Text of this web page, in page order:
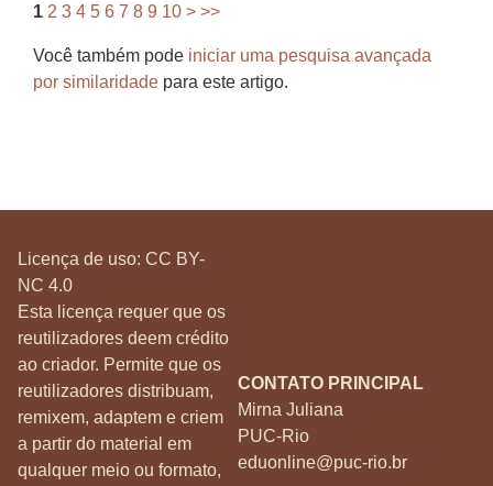
1 2 3 4 5 6 7 8 9 10 > >>
Você também pode iniciar uma pesquisa avançada
por similaridade para este artigo.
Licença de uso: CC BY-
NC 4.0
Esta licença requer que os
reutilizadores deem crédito
ao criador. Permite que os
reutilizadores distribuam,
remixem, adaptem e criem
a partir do material em
qualquer meio ou formato,
CONTATO PRINCIPAL
Mirna Juliana
PUC-Rio
eduonline@puc-rio.br